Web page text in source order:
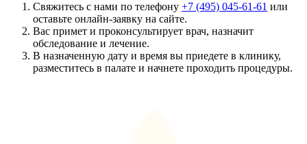
Свяжитесь с нами по телефону +7 (495) 045-61-61 или
оставьте онлайн-заявку на сайте.
Вас примет и проконсультирует врач, назначит
обследование и лечение.
В назначенную дату и время вы приедете в клинику,
разместитесь в палате и начнете проходить процедуры.